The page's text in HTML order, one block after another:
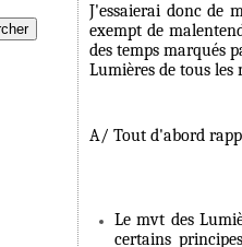
J'essaierai donc de
exempt de
des temps marqués
Lumières de tous les
A/ Tout d'abord
Le mvt des
certains